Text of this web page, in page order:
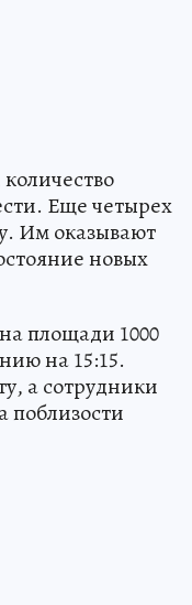
Еще четырех
Им оказывают
новых
площади 1000
на 15:15.
а сотрудники
поблизости